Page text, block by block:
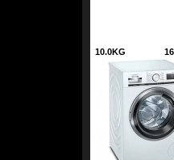
10.0KG